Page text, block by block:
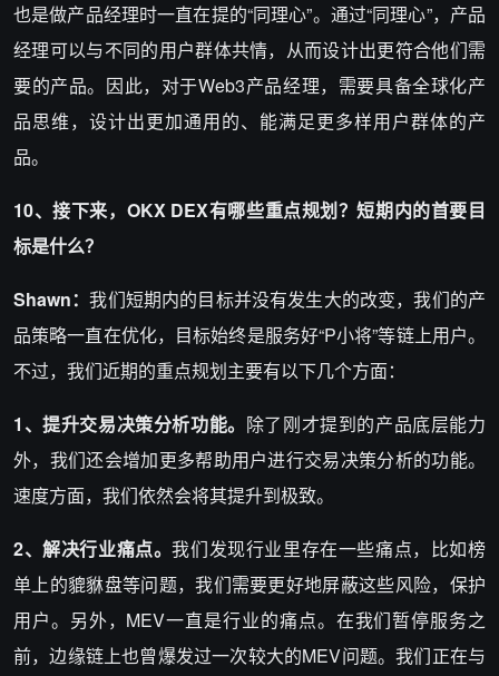
也是做产品经理时一直在提的“同理心”。通过“同理心”，产品
经理可以与不同的用户群体共情，从而设计出更符合他们需
要的产品。因此，对于Web3产品经理，需要具备全球化产
品思维，设计出更加通用的、能满足更多样用户群体的产
品。
10、接下来，OKX DEX有哪些重点规划？短期内的首要目
标是什么？
Shawn：我们短期内的目标并没有发生大的改变，我们的产
品策略一直在优化，目标始终是服务好“P小将”等链上用户。
不过，我们近期的重点规划主要有以下几个方面：
1、提升交易决策分析功能。 除了刚才提到的产品底层能力
外，我们还会增加更多帮助用户进行交易决策分析的功能。
速度方面，我们依然会将其提升到极致。
2、解决行业痛点。我们发现行业里存在一些痛点，比如榜
单上的貔貅盘等问题，我们需要更好地屏蔽这些风险，保护
用户。另外，MEV一直是行业的痛点。在我们暂停服务之
前，边缘链上也曾爆发过一次较大的MEV问题。我们正在与